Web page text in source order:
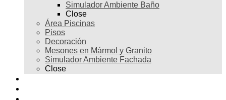
Simulador Ambiente Baño
Close
Área Piscinas
Pisos
Decoración
Mesones en Mármol y Granito
Simulador Ambiente Fachada
Close